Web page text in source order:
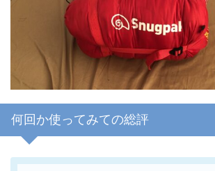
何回か使ってみての総評